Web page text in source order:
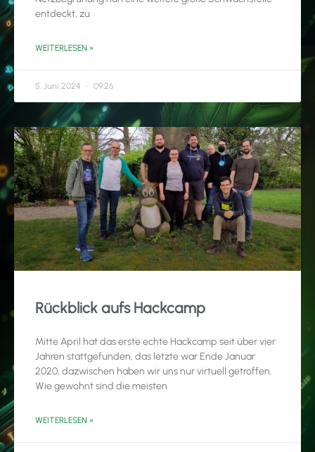
entdeckt, zu
WEITERLESEN »
5. Juni 2024 09:26
Rückblick aufs Hackcamp
Mitte April hat das erste echte Hackcamp seit über vier
Jahren stattgefunden, das letzte war Ende Januar
2020, dazwischen haben wir uns nur virtuell getroffen.
Wie gewohnt sind die meisten
WEITERLESEN »